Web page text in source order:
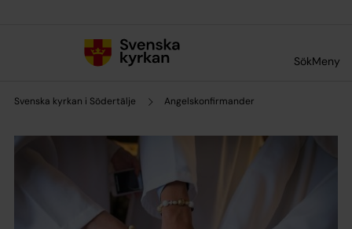
SökMeny
Svenska kyrkan i Södertälje Angelskonfirmander